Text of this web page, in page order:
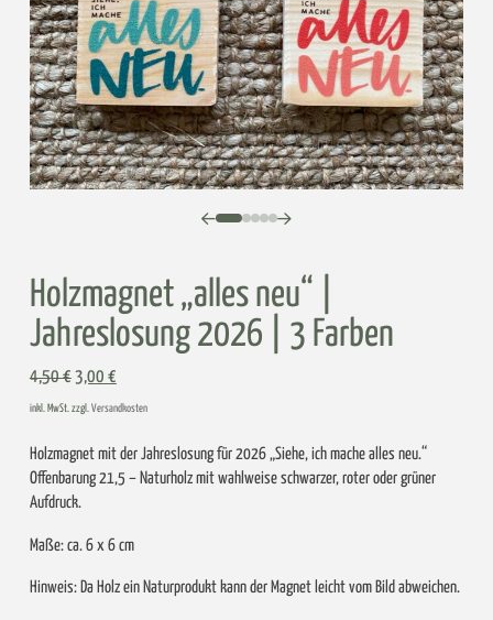
0 1234
Holzmagnet „alles neu“ |
Jahreslosung 2026 | 3 Farben
4,50€Ursprünglicher
Preis
4,50 €
3,00 €Aktueller
Preis
3,00 €.
inkl. MwSt. zzgl. Versandkosten
Holzmagnet mit der Jahreslosung für 2026 „Siehe, ich mache alles neu.“
Offenbarung 21,5 – Naturholz mit wahlweise schwarzer, roter oder grüner
Aufdruck.
Maße: ca. 6 x 6 cm
Hinweis: Da Holz ein Naturprodukt kann der Magnet leicht vom Bild abweichen.